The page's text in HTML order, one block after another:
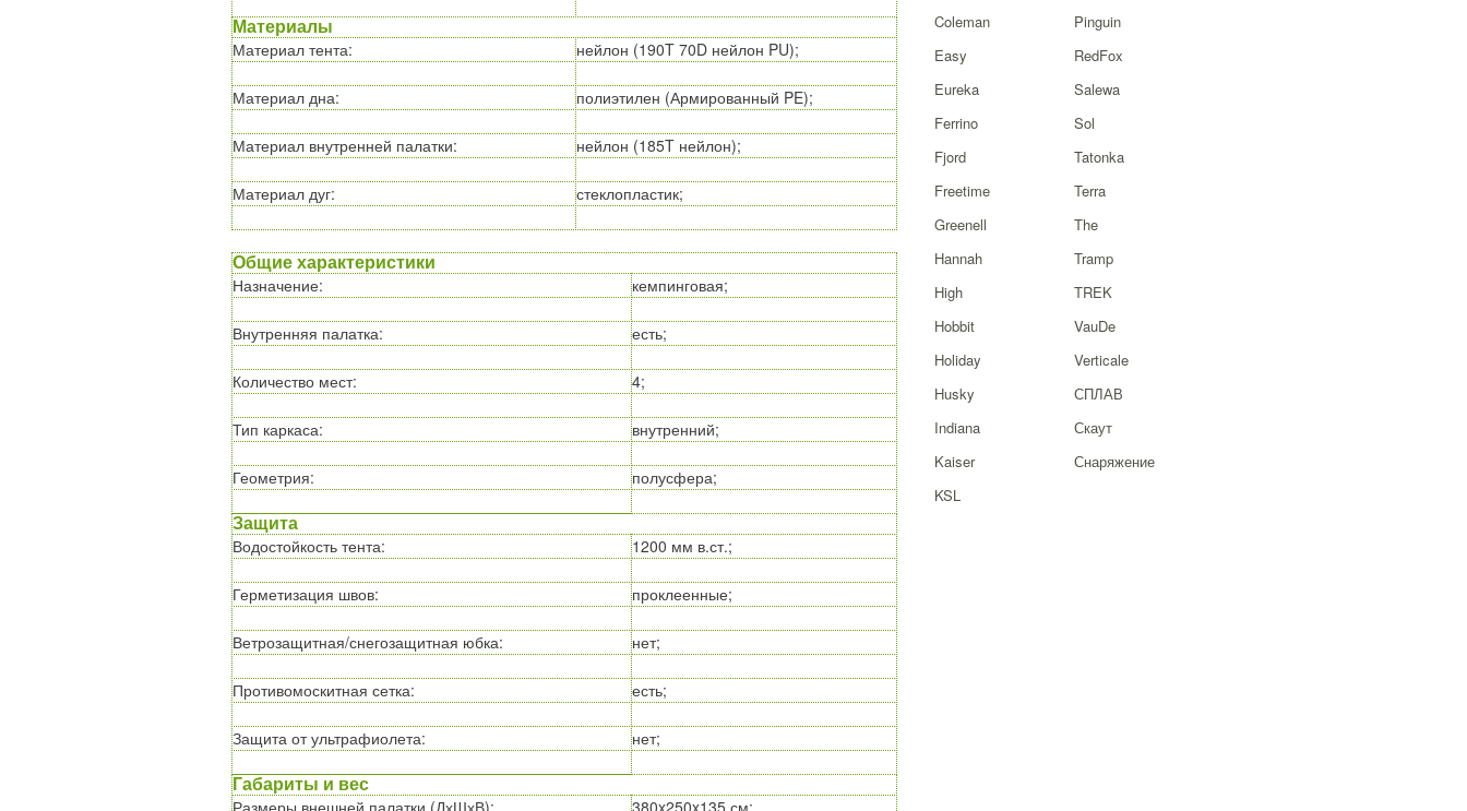
Материалы
Материал тента: нейлон (190T 70D нейлон PU);
Материал дна: полиэтилен (Армированный PE);
Материал внутренней палатки: нейлон (185T нейлон);
Материал дуг: стеклопластик;
Общие характеристики
Назначение: кемпинговая;
Внутренняя палатка: есть;
Количество мест: 4;
Тип каркаса: внутренний;
Геометрия: полусфера;
Защита
Водостойкость тента: 1200 мм в.ст.;
Герметизация швов: проклеенные;
Ветрозащитная/снегозащитная юбка: нет;
Противомоскитная сетка: есть;
Защита от ультрафиолета: нет;
Габариты и вес
Размеры внешней палатки (ДхШхВ): 380x250x135 см;
Coleman
Easy
Eureka
Ferrino
Fjord
Freetime
Greenell
Hannah
High
Hobbit
Holiday
Husky
Indiana
Kaiser
KSL
Pinguin
RedFox
Salewa
Sol
Tatonka
Terra
The
Tramp
TREK
VauDe
Verticale
СПЛАВ
Скаут
Снаряжение